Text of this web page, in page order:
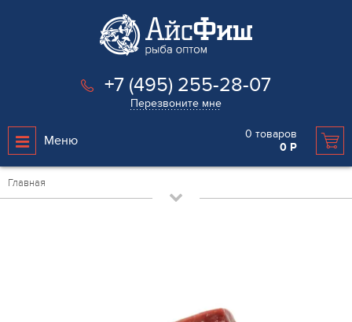
+7 (495) 255-28-07
Перезвоните мне
Меню 0 товаров
0 Р
Главная